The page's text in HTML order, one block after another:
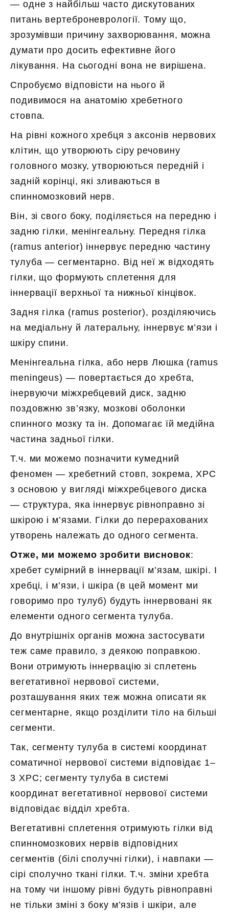
— одне з найбільш часто дискутованих
питань вертеброневрології. Тому що,
зрозумівши причину захворювання, можна
думати про досить ефективне його
лікування. На сьогодні вона не вирішена.
Спробуємо відповісти на нього й
подивимося на анатомію хребетного
стовпа.
На рівні кожного хребця з аксонів нервових
клітин, що утворюють сіру речовину
головного мозку, утворюються передній і
задній корінці, які зливаються в
спинномозковий нерв.
Він, зі свого боку, поділяється на передню і
задню гілки, менінгеальну. Передня гілка
(ramus anterior) іннервує передню частину
тулуба — сегментарно. Від неї ж відходять
гілки, що формують сплетення для
іннервації верхньої та нижньої кінцівок.
Задня гілка (ramus posterior), розділяючись
на медіальну й латеральну, іннервує м’язи і
шкіру спини.
Менінгеальна гілка, або нерв Люшка (ramus
meningeus) — повертається до хребта,
інервуючи міжхребцевий диск, задню
поздовжню зв’язку, мозкові оболонки
спинного мозку та ін. Допомагає їй медійна
частина задньої гілки.
Т.ч. ми можемо позначити кумедний
феномен — хребетний стовп, зокрема, ХРС
з основою у вигляді міжхребцевого диска
— структура, яка іннервує рівноправно зі
шкірою і м’язами. Гілки до перерахованих
утворень належать до одного сегмента.
Отже, ми можемо зробити висновок:
хребет сумірний в іннервації м’язам, шкірі. І
хребці, і м’язи, і шкіра (в цей момент ми
говоримо про тулуб) будуть іннервовані як
елементи одного сегмента тулуба.
До внутрішніх органів можна застосувати
теж саме правило, з деякою поправкою.
Вони отримують іннервацію зі сплетень
вегетативної нервової системи,
розташування яких теж можна описати як
сегментарне, якщо розділити тіло на більші
сегменти.
Так, сегменту тулуба в системі координат
соматичної нервової системи відповідає 1–
3 ХРС; сегменту тулуба в системі
координат вегетативної нервової системи
відповідає відділ хребта.
Вегетативні сплетення отримують гілки від
спинномозкових нервів відповідних
сегментів (білі сполучні гілки), і навпаки —
сірі сполучно ткані гілки. Т.ч. зміни хребта
на тому чи іншому рівні будуть рівноправні
не тільки зміні з боку м’язів і шкіри, але